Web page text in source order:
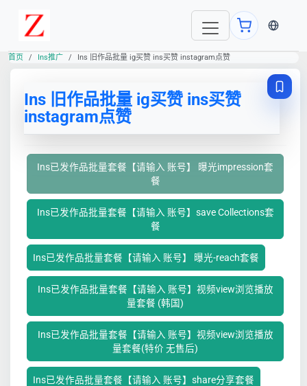
当前语
首页 Ins推广 Ins 旧作品批量 ig买赞 ins买赞 instagram点赞
Ins 旧作品批量 ig买赞 ins买赞
instagram点赞
Ins已发作品批量套餐【请输入 账号】 曝光impression套
餐
Ins已发作品批量套餐【请输入 账号】save Collections套
餐
Ins已发作品批量套餐【请输入 账号】 曝光-reach套餐
Ins已发作品批量套餐【请输入 账号】视频view浏览播放
量套餐 (韩国)
Ins已发作品批量套餐【请输入 账号】视频view浏览播放
量套餐(特价 无售后)
Ins已发作品批量套餐【请输入 账号】share分享套餐